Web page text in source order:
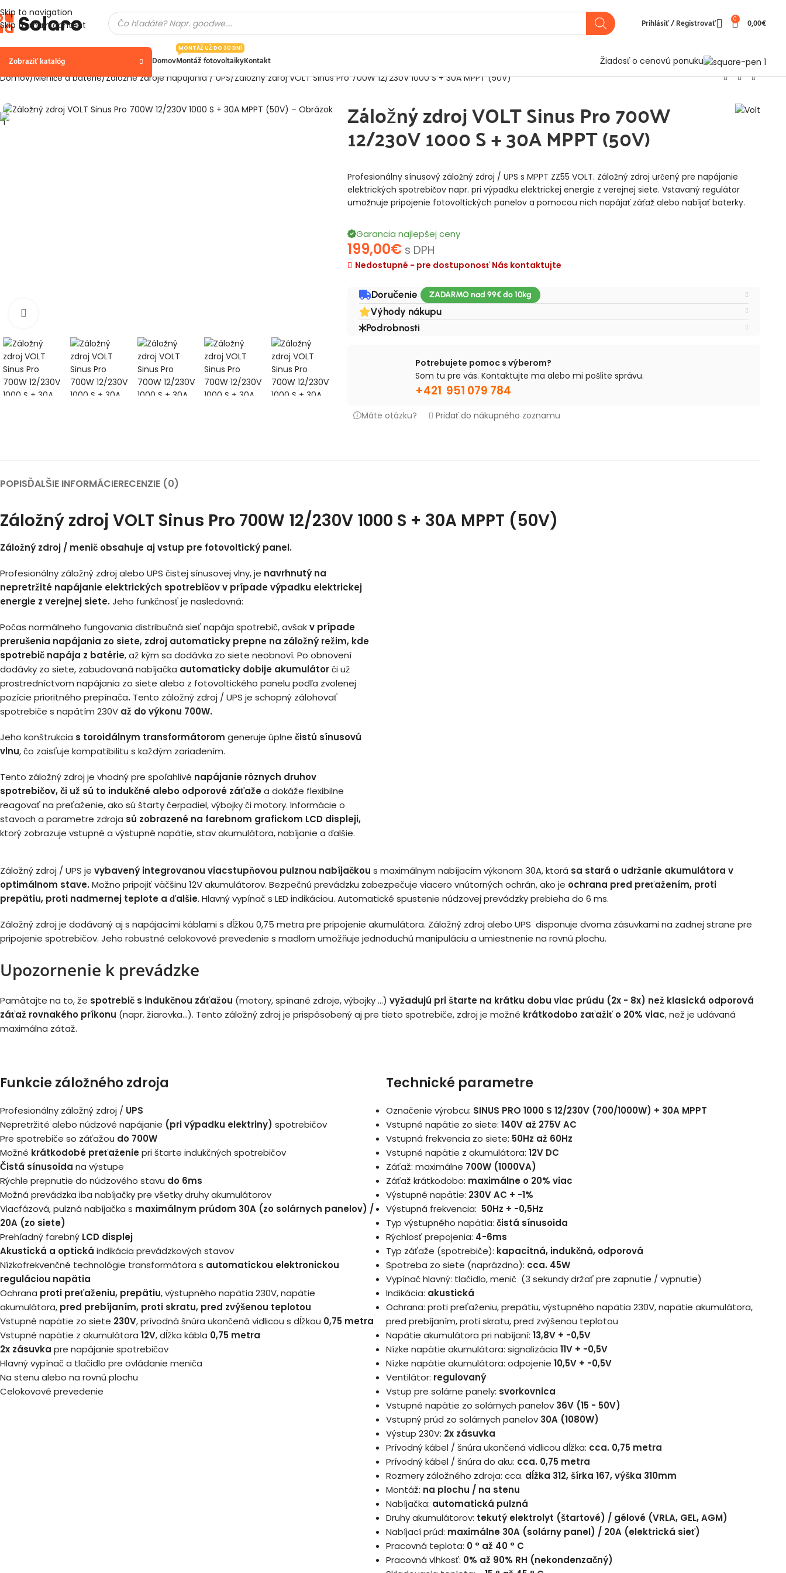
Skip to navigation
Skip to main content
Prihlásiť / Registrovať 0 0,00€
Zobraziť katalóg DomovMontáž fotovoltaiky
MONTÁŽ UŽ DO 30 DNÍ
Kontakt
Žiadosť o cenovú ponuku
Domov Meniče a batérie Záložné zdroje napájania / UPS Záložný zdroj VOLT Sinus Pro 700W 12/230V 1000 S + 30A MPPT (50V)
Záložný zdroj VOLT Sinus Pro 700W
12/230V 1000 S + 30A MPPT (50V)
Profesionálny sínusový záložný zdroj / UPS s MPPT ZZ55 VOLT. Záložný zdroj určený pre napájanie
elektrických spotrebičov napr. pri výpadku elektrickej energie z verejnej siete. Vstavaný regulátor
umožnuje pripojenie fotovoltických panelov a pomocou nich napájať záťaž alebo nabíjať baterky.
Garancia najlepšej ceny
199,00€ s DPH
Nedostupné - pre dostuponosť Nás kontaktujte
Doručenie
Výhody nákupu
Podrobnosti
Potrebujete pomoc s výberom?
Som tu pre vás. Kontaktujte ma alebo mi pošlite správu.
+421 951 079 784
Máte otázku? Pridať do nákupného zoznamu
POPISĎALŠIE INFORMÁCIERECENZIE (0)
Záložný zdroj VOLT Sinus Pro 700W 12/230V 1000 S + 30A MPPT (50V)
Záložný zdroj / menič obsahuje aj vstup pre fotovoltický panel.
Profesionálny záložný zdroj alebo UPS čistej sínusovej vlny, je navrhnutý na
nepretržité napájanie elektrických spotrebičov v prípade výpadku elektrickej
energie z verejnej siete. Jeho funkčnosť je nasledovná:
Počas normálneho fungovania distribučná sieť napája spotrebič, avšakv prípade
prerušenia napájania zo siete, zdroj automaticky prepne na záložný režim, kde
spotrebič napája z batérie, až kým sa dodávka zo siete neobnoví. Po obnovení
dodávky zo siete, zabudovaná nabíjačka automaticky dobije akumulátorči už
prostredníctvom napájania zo siete alebo z fotovoltického panelu podľa zvolenej
pozície prioritného prepínača. Tento záložný zdroj / UPS je schopný zálohovať
spotrebiče s napätím 230V až do výkonu 700W.
Jeho konštrukcia s toroidálnym transformátorom generuje úplne čistú sínusovú
vlnu, čo zaisťuje kompatibilitu s každým zariadením.
Tento záložný zdroj je vhodný pre spoľahlivé napájanie rôznych druhov
spotrebičov, či už sú to indukčné alebo odporové záťažea dokáže flexibilne
reagovať na preťaženie, ako sú štarty čerpadiel, výbojky či motory. Informácie o
stavoch a parametre zdroja sú zobrazené na farebnom grafickom LCD displeji,
ktorý zobrazuje vstupné a výstupné napätie, stav akumulátora, nabíjanie a ďalšie.
Záložný zdroj / UPS je vybavený integrovanou viacstupňovou pulznou nabíjačkou s maximálnym nabíjacím výkonom 30A, ktorá sa stará o udržanie akumulátora v
optimálnom stave. Možno pripojiť väčšinu 12V akumulátorov. Bezpečnú prevádzku zabezpečuje viacero vnútorných ochrán, ako je ochrana pred preťažením, proti
prepätiu, proti nadmernej teplote a ďalšie. Hlavný vypínač s LED indikáciou. Automatické spustenie núdzovej prevádzky prebieha do 6 ms.
Záložný zdroj je dodávaný aj s napájacími káblami s dĺžkou 0,75 metra pre pripojenie akumulátora. Záložný zdroj alebo UPS disponuje dvoma zásuvkami na zadnej strane pre
pripojenie spotrebičov. Jeho robustné celokovové prevedenie s madlom umožňuje jednoduchú manipuláciu a umiestnenie na rovnú plochu.
Upozornenie k prevádzke
Pamätajte na to, že spotrebič s indukčnou záťažou (motory, spínané zdroje, výbojky ...) vyžadujú pri štarte na krátku dobu viac prúdu (2x - 8x) než klasická odporová
záťaž rovnakého príkonu (napr. žiarovka...). Tento záložný zdroj je prispôsobený aj pre tieto spotrebiče, zdroj je možné krátkodobo zaťažiť o 20% viac, než je udávaná
maximálna zátaž.
Funkcie záložného zdroja
Profesionálny záložný zdroj / UPS
Nepretržité alebo núdzové napájanie (pri výpadku elektriny) spotrebičov
Pre spotrebiče so záťažou do 700W
Možné krátkodobé preťaženiepri štarte indukčných spotrebičov
Čistá sínusoida na výstupe
Rýchle prepnutie do núdzového stavu do 6ms
Možná prevádzka iba nabíjačky pre všetky druhy akumulátorov
Viacfázová, pulzná nabíjačka s maximálnym prúdom 30A (zo solárnych panelov) /
20A (zo siete)
Prehľadný farebný LCD displej
Akustická a optická indikácia prevádzkových stavov
Nízkofrekvenčné technológie transformátora s automatickou elektronickou
reguláciou napätia
Ochrana proti preťaženiu, prepätiu, výstupného napätia 230V, napätie
akumulátora, pred prebíjaním, proti skratu, pred zvýšenou teplotou
Vstupné napätie zo siete 230V, prívodná šnúra ukončená vidlicou s dĺžkou 0,75 metra
Vstupné napätie z akumulátora 12V, dĺžka kábla 0,75 metra
2x zásuvka pre napájanie spotrebičov
Hlavný vypínač a tlačidlo pre ovládanie meniča
Na stenu alebo na rovnú plochu
Celokovové prevedenie
Technické parametre
Označenie výrobcu: SINUS PRO 1000 S 12/230V (700/1000W) + 30A MPPT
Vstupné napätie zo siete: 140V až 275V AC
Vstupná frekvencia zo siete: 50Hz až 60Hz
Vstupné napätie z akumulátora: 12V DC
Záťaž: maximálne 700W (1000VA)
Záťaž krátkodobo: maximálne o 20% viac
Výstupné napätie: 230V AC + -1%
Výstupná frekvencia: 50Hz + -0,5Hz
Typ výstupného napätia: čistá sínusoida
Rýchlosť prepojenia: 4-6ms
Typ záťaže (spotrebiče): kapacitná, indukčná, odporová
Spotreba zo siete (naprázdno): cca. 45W
Vypínač hlavný: tlačidlo, menič (3 sekundy držať pre zapnutie / vypnutie)
Indikácia: akustická
Ochrana: proti preťaženiu, prepätiu, výstupného napätia 230V, napätie akumulátora,
pred prebíjaním, proti skratu, pred zvýšenou teplotou
Napätie akumulátora pri nabíjaní: 13,8V + -0,5V
Nízke napätie akumulátora: signalizácia 11V + -0,5V
Nízke napätie akumulátora: odpojenie 10,5V + -0,5V
Ventilátor: regulovaný
Vstup pre solárne panely: svorkovnica
Vstupné napätie zo solárnych panelov 36V (15 - 50V)
Vstupný prúd zo solárnych panelov 30A (1080W)
Výstup 230V: 2x zásuvka
Prívodný kábel / šnúra ukončená vidlicou dĺžka: cca. 0,75 metra
Prívodný kábel / šnúra do aku: cca. 0,75 metra
Rozmery záložného zdroja: cca. dĺžka 312, šírka 167, výška 310mm
Montáž: na plochu / na stenu
Nabíjačka: automatická pulzná
Druhy akumulátorov: tekutý elektrolyt (štartové) / gélové (VRLA, GEL, AGM)
Nabíjací prúd: maximálne 30A (solárny panel) / 20A (elektrická sieť)
Pracovná teplota: 0 ° až 40 ° C
Pracovná vlhkosť: 0% až 90% RH (nekondenzačný)